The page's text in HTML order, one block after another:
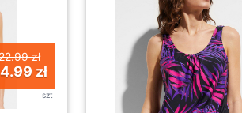
zł
zł
szt